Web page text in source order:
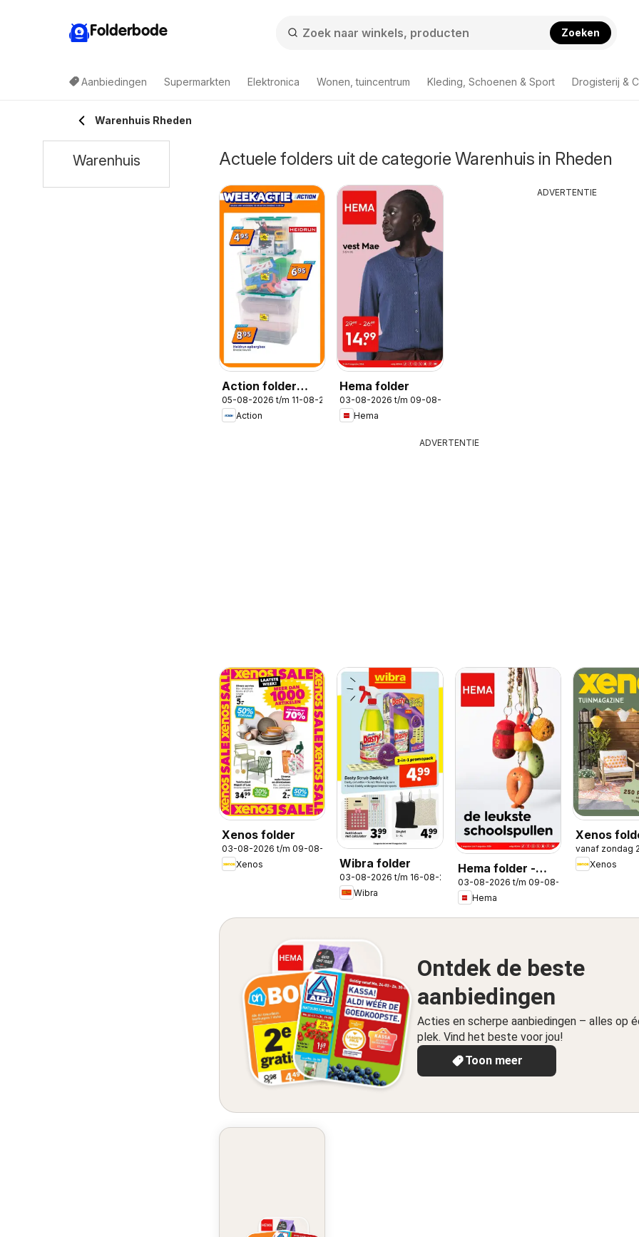
Folderbode Zoeken
Aanbiedingen Supermarkten Elektronica Wonen, tuincentrum Kleding, Schoenen & Sport Drogisterij &
Warenhuis Rheden
Actuele folders uit de categorie Warenhuis in Rheden
Action folder
week 32
05-08-2026 t/m 11-08-2026
Action
Hema folder
03-08-2026 t/m 09-08-2026
Hema
ADVERTENTIE
ADVERTENTIE
Xenos folder
03-08-2026 t/m 09-08-2026
Xenos
Wibra folder
03-08-2026 t/m 16-08-2026
Wibra
Hema folder -
Magazine
03-08-2026 t/m 09-08-2026
Hema
Xenos
vanaf zondag
Xenos
Ontdek de beste
aanbiedingen
Acties en scherpe aanbiedingen – alles op
plek. Vind het beste voor jou!
Toon meer
Warenhuis